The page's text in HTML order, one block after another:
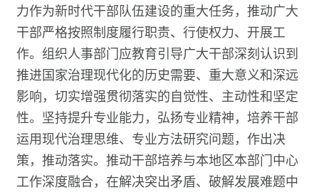
力作为新时代干部队伍建设的重大任务，推动广大
干部严格按照制度履行职责、行使权力、开展工
作。组织人事部门应教育引导广大干部深刻认识到
推进国家治理现代化的历史需要、重大意义和深远
影响，切实增强贯彻落实的自觉性、主动性和坚定
性。坚持提升专业能力，弘扬专业精神，培养干部
运用现代治理思维、专业方法研究问题，作出决
策，推动落实。推动干部培养与本地区本部门中心
工作深度融合，在解决突出矛盾、破解发展难题中